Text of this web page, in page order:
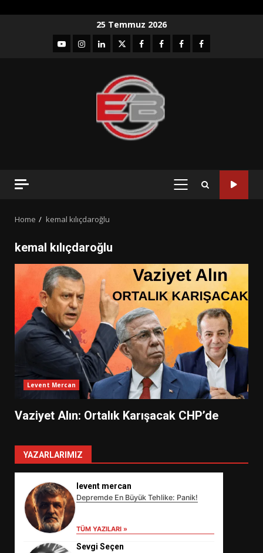
25 Temmuz 2026
YouTubeInstagram
LinkedIntwitterfacebook-Facebook-
Facebook-Facebook-
PRIMARY
Home kemal kılıçdaroğlu
kemal kılıçdaroğlu
Levent Mercan
Vaziyet Alın: Ortalık Karışacak CHP’de
YAZARLARIMIZ
levent mercan
Depremde En Büyük Tehlike: Panik!
TÜM YAZILARI »
Sevgi Seçen